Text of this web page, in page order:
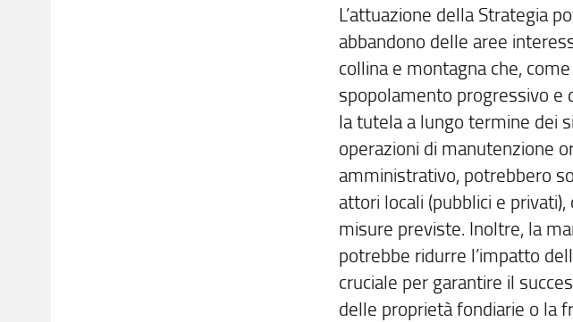
L’attuazione della Strategia
abbandono delle aree
collina e montagna che,
spopolamento progressivo e
la tutela a lungo termine dei
operazioni di manutenzione
amministrativo, potrebbero
attori locali (pubblici e
misure previste. Inoltre, la
potrebbe ridurre l’impatto
cruciale per garantire il
delle proprietà fondiarie o la